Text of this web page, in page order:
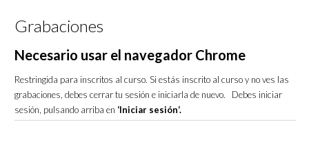
Grabaciones
Necesario usar el navegador Chrome
Restringida para inscritos al curso. Si estás inscrito al curso y no ves las
grabaciones, debes cerrar tu sesión e iniciarla de nuevo. Debes iniciar
sesión, pulsando arriba en ‘Iniciar sesión‘.